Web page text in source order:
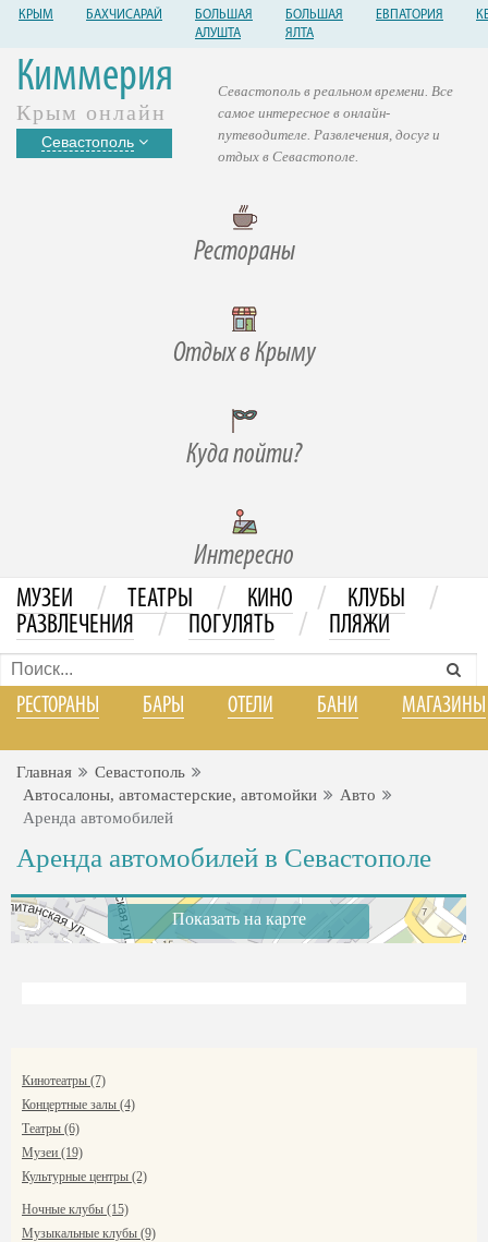
КРЫМ БАХЧИСАРАЙ
БОЛЬШАЯ
АЛУШТА
БОЛЬШАЯ
ЯЛТА
ЕВПАТОРИЯ
Киммерия
Крым онлайн
Севастополь
Рестораны
Отдых в Крыму
Куда пойти?
Интересно
Севастополь в реальном времени. Все
самое интересное в онлайн-
путеводителе. Развлечения, досуг и
отдых в Севастополе.
МУЗЕИ / ТЕАТРЫ / КИНО / КЛУБЫ /
РАЗВЛЕЧЕНИЯ / ПОГУЛЯТЬ / ПЛЯЖИ
РЕСТОРАНЫ БАРЫ ОТЕЛИ БАНИ МАГАЗИНЫ
Главная
Севастополь
Автосалоны, автомастерские, автомойки
Авто
Аренда автомобилей
Аренда автомобилей в Севастополе
Показать на карте
Кинотеатры (7)
Концертные залы (4)
Театры (6)
Музеи (19)
Культурные центры (2)
Ночные клубы (15)
Музыкальные клубы (9)